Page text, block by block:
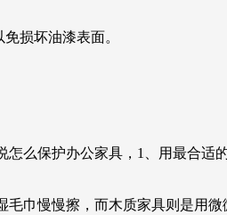
损坏油漆表面。
么保护办公家具，1、用最合适
巾慢慢擦，而木质家具则是用